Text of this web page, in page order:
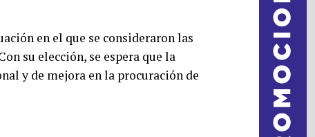
en el que se consideraron las
su elección, se espera que la
y de mejora en la procuración de